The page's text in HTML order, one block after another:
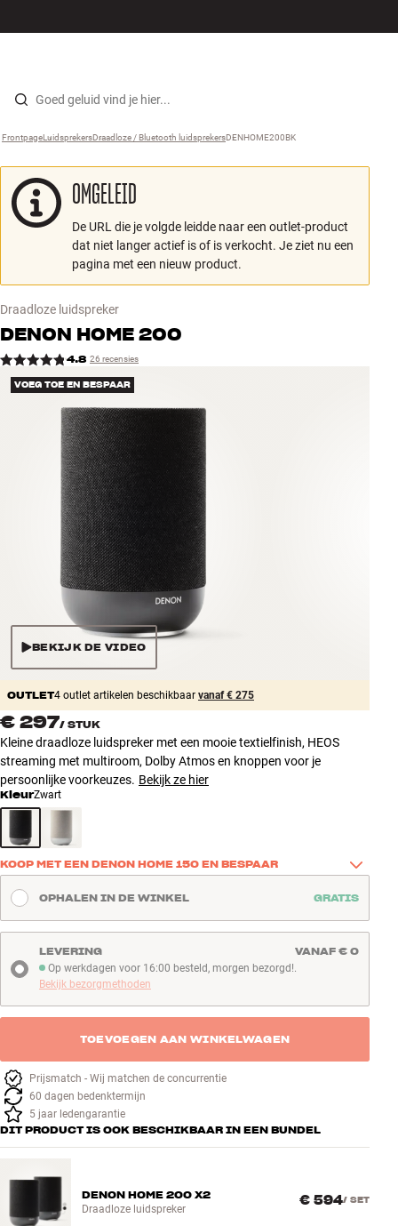
Skip to content
Luidsprekers
Koptelefoons
Surround
Tv
Systeem
Kabels
Accessoires
INSPIRATIE
MERKEN
NIEUW
AANBIEDINGEN
Winkels
Klantenservice
Bouw met geluid
Frontpage ›
Luidsprekers ›
Draadloze / Bluetooth luidsprekers ›
DENHOME200BK
OMGELEID
De URL die je volgde leidde naar een outlet-product
dat niet langer actief is of is verkocht. Je ziet nu een
pagina met een nieuw product.
Draadloze luidspreker
DENON HOME 200
4.8 26 recensies
VOEG TOE EN BESPAAR
BEKIJK DE VIDEO
OUTLET4 outlet artikelen beschikbaar vanaf € 275
€ 297/ STUK
Kleine draadloze luidspreker met een mooie textielfinish, HEOS
streaming met multiroom, Dolby Atmos en knoppen voor je
persoonlijke voorkeuzes. Bekijk ze hier
KleurZwart
KOOP MET EEN DENON HOME 150 EN BESPAAR
Koop dit product samen met een Denon Home 150 en bespaar €
100 op de speaker. Een eenvoudige manier om goed geluid mee te
of de slaapkamer.
Bekijk ze hier
OPHALEN IN DE WINKEL GRATIS
Op werkdagen voor 16:00 besteld, morgen bezorgd!
Op werkdagen voor 16:00 besteld, morgen bezorgd!.
Bekijk bezorgmethoden
LEVERING VANAF € 0
TOEVOEGEN AAN WINKELWAGEN
Prijsmatch - Wij matchen de concurrentie
60 dagen bedenktermijn
5 jaar ledengarantie
DIT PRODUCT IS OOK BESCHIKBAAR IN EEN BUNDEL
DENON HOME 200 X2
Draadloze luidspreker
€ 594/ SET